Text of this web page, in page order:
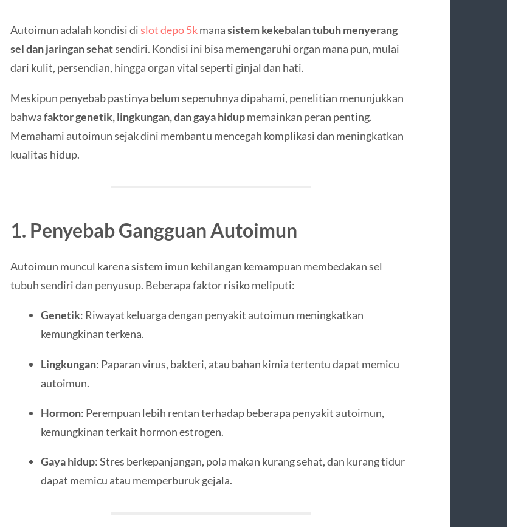
Autoimun adalah kondisi dislot depo 5kmanasistem kekebalan tubuh menyerang
sel dan jaringan sehatsendiri. Kondisi ini bisa memengaruhi organ mana pun, mulai
dari kulit, persendian, hingga organ vital seperti ginjal dan hati.
Meskipun penyebab pastinya belum sepenuhnya dipahami, penelitian menunjukkan
bahwafaktor genetik, lingkungan, dan gaya hidupmemainkan peran penting.
Memahami autoimun sejak dini membantu mencegah komplikasi dan meningkatkan
kualitas hidup.
1. Penyebab Gangguan Autoimun
Autoimun muncul karena sistem imun kehilangan kemampuan membedakan sel
tubuh sendiri dan penyusup. Beberapa faktor risiko meliputi:
Genetik: Riwayat keluarga dengan penyakit autoimun meningkatkan
kemungkinan terkena.
Lingkungan: Paparan virus, bakteri, atau bahan kimia tertentu dapat memicu
autoimun.
Hormon: Perempuan lebih rentan terhadap beberapa penyakit autoimun,
kemungkinan terkait hormon estrogen.
Gaya hidup: Stres berkepanjangan, pola makan kurang sehat, dan kurang tidur
dapat memicu atau memperburuk gejala.